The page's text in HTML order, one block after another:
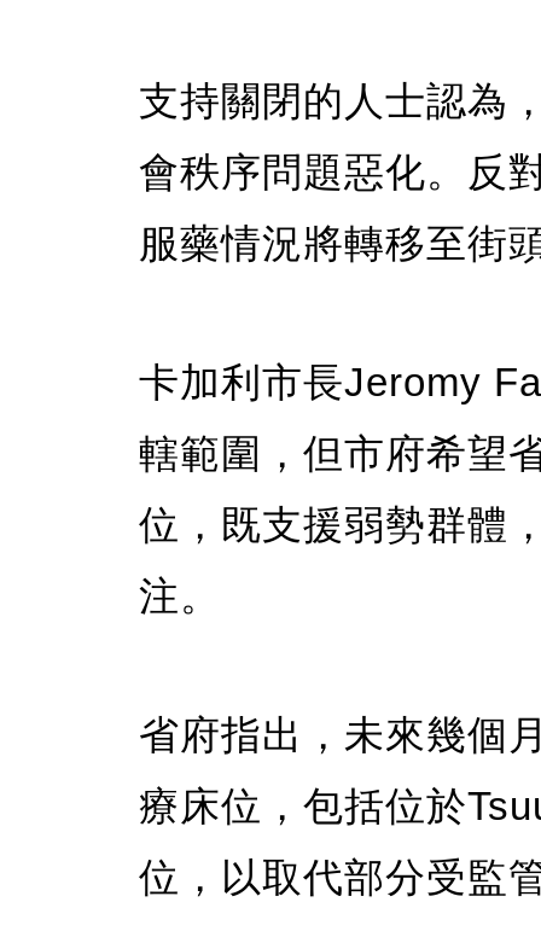
支持關閉的人士認為
會秩序問題惡化。反
服藥情況將轉移至街
卡加利市長Jeromy
轄範圍，但市府希望
位，既支援弱勢群體
注。
省府指出，未來幾個
療床位，包括位於
位，以取代部分受監